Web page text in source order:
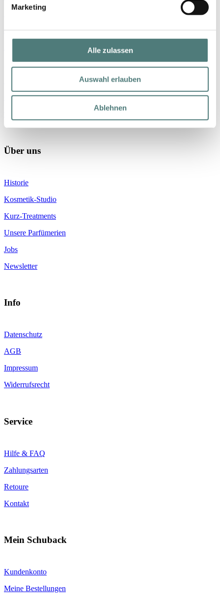
Marketing
Alle zulassen
Auswahl erlauben
Ablehnen
Gesicht
Haare
Geschenke
Über uns
Historie
Kosmetik-Studio
Kurz-Treatments
Unsere Parfümerien
Jobs
Newsletter
Info
Datenschutz
AGB
Impressum
Widerrufsrecht
Service
Hilfe & FAQ
Zahlungsarten
Retoure
Kontakt
Mein Schuback
Kundenkonto
Meine Bestellungen